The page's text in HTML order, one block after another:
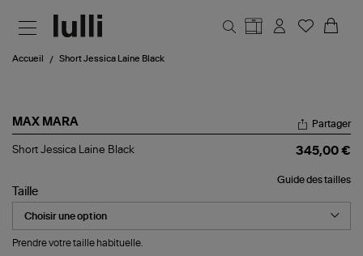
Accueil Short Jessica Laine Black
MAX MARA
Short
Black
Partager
Short Jessica Laine Black 345,00 €
Guide des tailles
Taille
Prendre votre taille habituelle.